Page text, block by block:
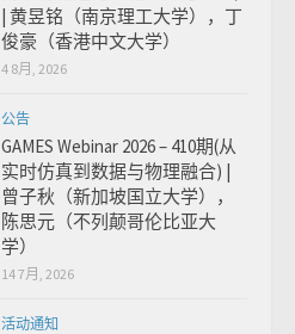
| 黄昱铭（南京理工大学），丁
俊豪（香港中文大学）
4 8月, 2026
公告
GAMES Webinar 2026 – 410期(从
实时仿真到数据与物理融合) |
曾子秋（新加坡国立大学），
陈思元（不列颠哥伦比亚大
学）
14 7月, 2026
活动通知